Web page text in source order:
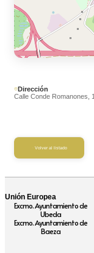
Dirección
Calle Conde Romanones,
Volver al listado
Unión Europea
Excmo. Ayuntamiento de
Ubeda
Excmo. Ayuntamiento de
Baeza